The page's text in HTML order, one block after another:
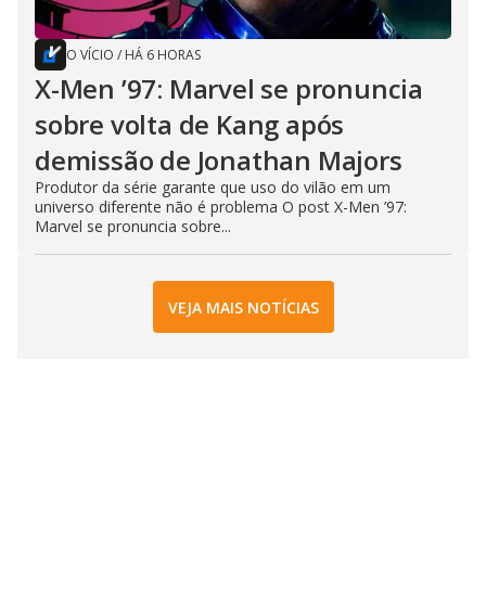
O VÍCIO / HÁ 6 HORAS
X-Men ’97: Marvel se pronuncia
sobre volta de Kang após
demissão de Jonathan Majors
Produtor da série garante que uso do vilão em um
universo diferente não é problema O post X-Men ’97:
Marvel se pronuncia sobre...
VEJA MAIS NOTÍCIAS